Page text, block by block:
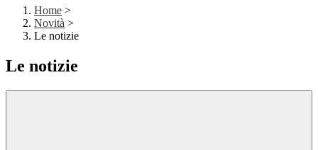
Home >
Novità >
Le notizie
Le notizie